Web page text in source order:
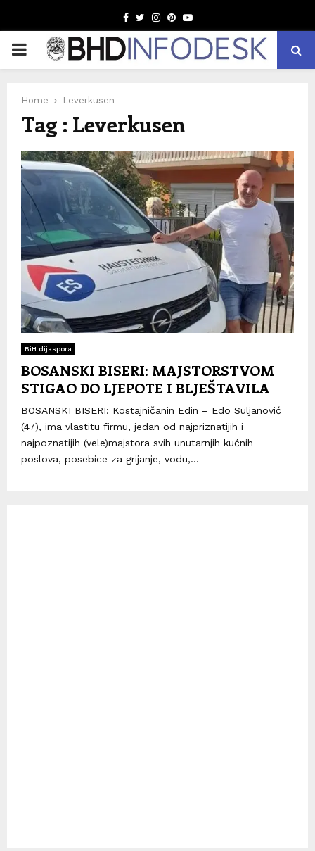
Facebook
TwitterInstagram
Pinterest
Youtube
PRIMARY
Home Leverkusen
Tag : Leverkusen
BiH dijaspora
BOSANSKI BISERI: MAJSTORSTVOM
STIGAO DO LJEPOTE I BLJEŠTAVILA
BOSANSKI BISERI: Kostajničanin Edin – Edo Suljanović
(47), ima vlastitu firmu, jedan od najpriznatijih i
najpoznatijih (vele)majstora svih unutarnjih kućnih
poslova, posebice za grijanje, vodu,...